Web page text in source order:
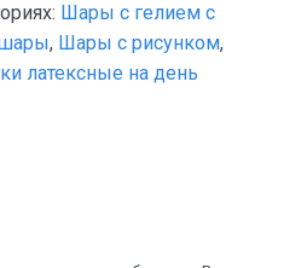
Шары с гелием с
, Шары с рисунком,
латексные на день